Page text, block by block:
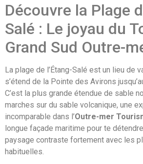
Découvre la Plage
Salé : Le joyau du
Grand Sud Outre-
La plage de l’Étang-Salé est un lieu de
s’étend de la Pointe des Avirons
C’est la plus grande étendue de sable
marches sur du sable volcanique, une
incomparable dans l’Outre-mer
longue façade maritime pour te
paysage contraste fortement avec les
habituelles.